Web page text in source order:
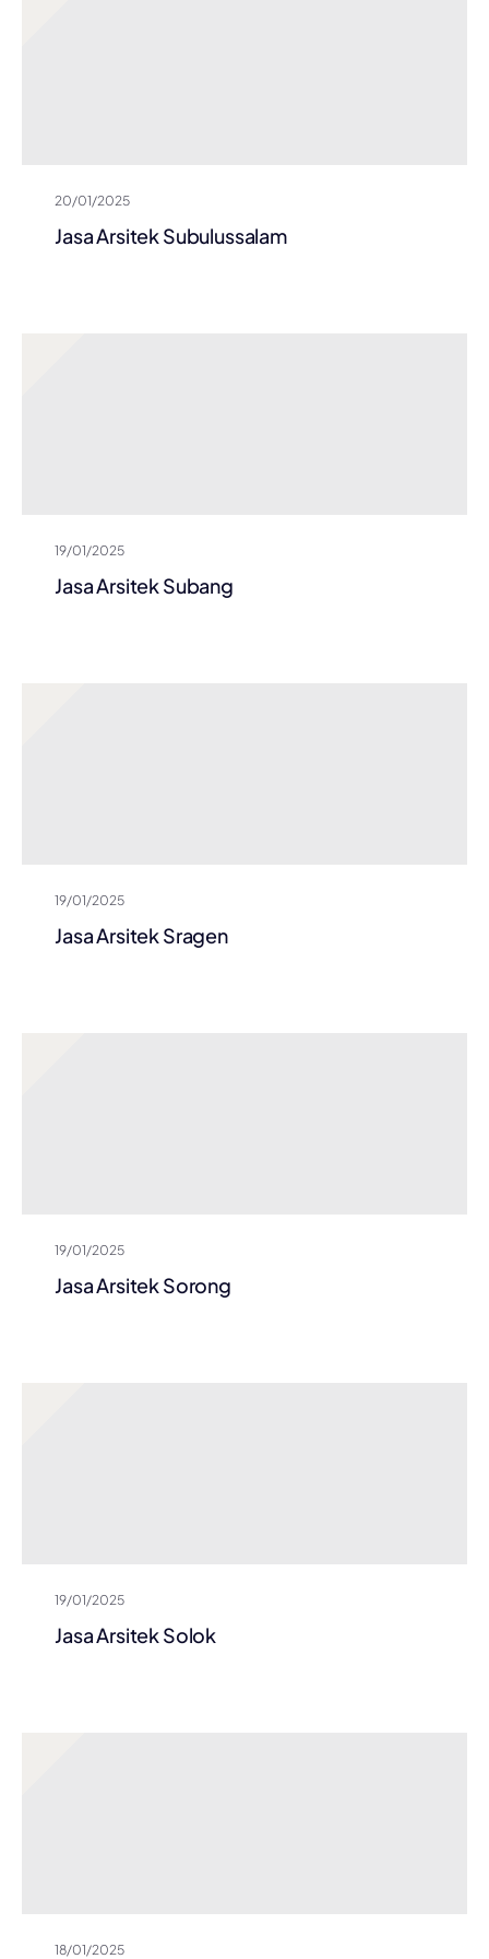
20/01/2025
Jasa Arsitek Subulussalam
19/01/2025
Jasa Arsitek Subang
19/01/2025
Jasa Arsitek Sragen
19/01/2025
Jasa Arsitek Sorong
19/01/2025
Jasa Arsitek Solok
18/01/2025